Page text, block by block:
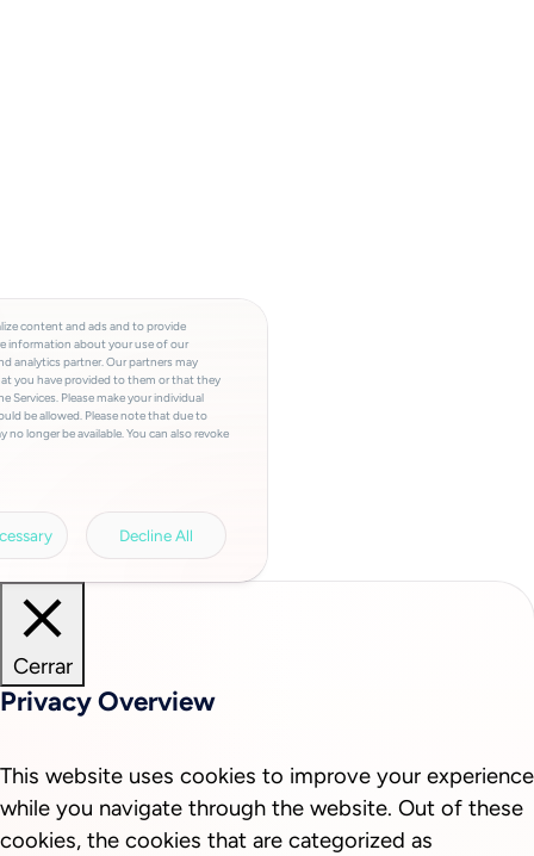
content and ads and to provide
information about your use of our
analytics partner. Our partners may
you have provided to them or that they
Services. Please make your individual
be allowed. Please note that due to
longer be available. You can also revoke
policy.
Legal information.
Decline All
Cerrar
Privacy Overview
This website uses cookies to improve your experience
while you navigate through the website. Out of these
cookies, the cookies that are categorized as